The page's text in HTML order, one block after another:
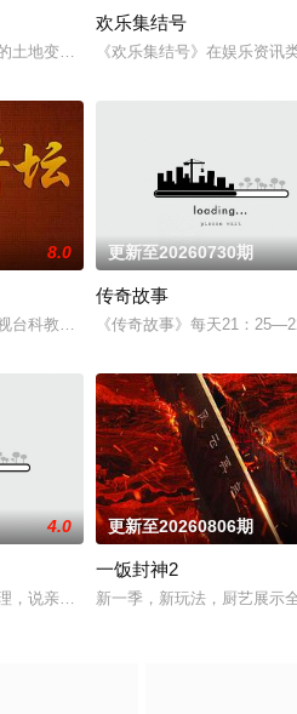
资深情感专家用专业知识给到场的每
土地变了，但十个勤天那份“想把地种好
欢乐集结号
《欢乐集结号》在娱乐资
和上海市司法局联合制作。节目以调
8.0
台科教频道（CCTV-10）2001年7月9
更新至20260730期
传奇故事
《传奇故事》每天21：
4.0
，说亲情。第三调解室是国内第一档具
更新至20260806期
一饭封神2
新一季，新玩法，厨艺展示